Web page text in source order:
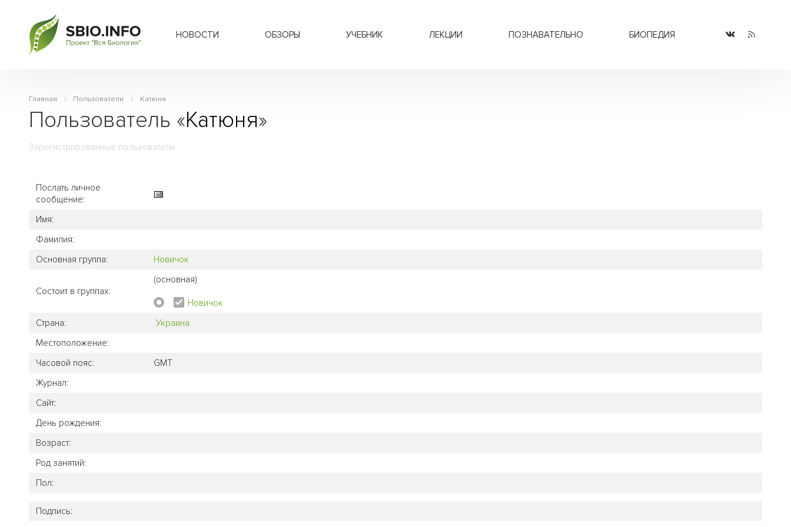
НОВОСТИ ОБЗОРЫ УЧЕБНИК ЛЕКЦИИ ПОЗНАВАТЕЛЬНО БИОПЕДИЯ
Главная Пользователи Катюня
Пользователь «Катюня»
Зарегистрированные пользователи
Послать личное
сообщение:
Имя:
Фамилия:
Основная группа:
Новичок
Состоит в группах:
(основная)
Новичок
Страна:
Украина
Местоположение:
Часовой пояс:
GMT
Журнал:
Сайт:
День рождения:
Возраст:
Род занятий:
Пол:
Подпись: